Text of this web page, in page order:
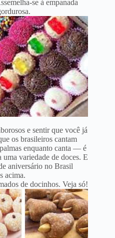
se à empanada
e sentir que você já
os brasileiros cantam
enquanto canta — é
variedade de doces. E
aniversário no Brasil
acima.
de docinhos. Veja só!